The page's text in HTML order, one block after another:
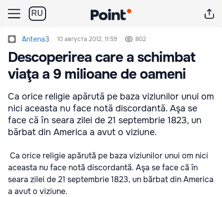
RU
Antena3 10 августа 2012, 11:59 802
Descoperirea care a schimbat
viaţa a 9 milioane de oameni
Ca orice religie apărută pe baza viziunilor unui om
nici aceasta nu face notă discordantă. Aşa se
face că în seara zilei de 21 septembrie 1823, un
bărbat din America a avut o viziune.
Ca orice religie apărută pe baza viziunilor unui om nici
aceasta nu face notă discordantă. Aşa se face că în
seara zilei de 21 septembrie 1823, un bărbat din America
a avut o viziune.